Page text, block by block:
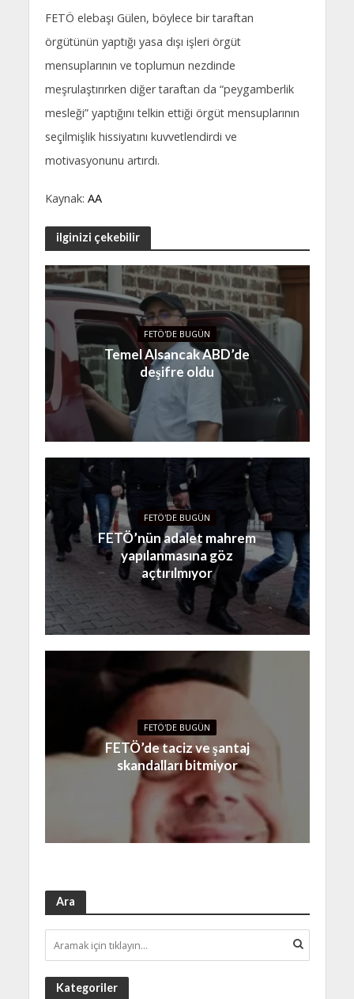
FETÖ elebaşı Gülen, böylece bir taraftan
örgütünün yaptığı yasa dışı işleri örgüt
mensuplarının ve toplumun nezdinde
meşrulaştırırken diğer taraftan da “peygamberlik
mesleği” yaptığını telkin ettiği örgüt mensuplarının
seçilmişlik hissiyatını kuvvetlendirdi ve
motivasyonunu artırdı.
Kaynak: AA
ilginizi çekebilir
FETÖ'DE BUGÜN
Temel Alsancak ABD’de
deşifre oldu
FETÖ'DE BUGÜN
FETÖ’nün adalet mahrem
yapılanmasına göz
açtırılmıyor
FETÖ'DE BUGÜN
FETÖ’de taciz ve şantaj
skandalları bitmiyor
Ara
Kategoriler